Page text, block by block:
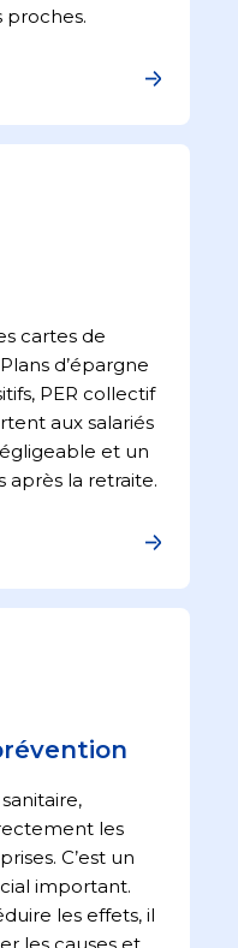
proches.
cartes de
d’épargne
PER collectif
aux salariés
et un
la retraite.
les
C’est un
important.
les effets, il